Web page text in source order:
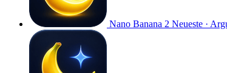
Nano Banana 2 Neueste ·